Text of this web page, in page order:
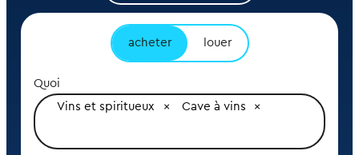
acheter louer
Quoi
Vins et spiritueux
Cave à vins